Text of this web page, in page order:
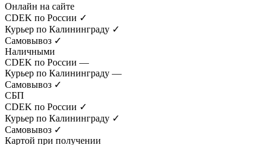
Онлайн на сайте
CDEK по России ✓
Курьер по Калининграду ✓
Самовывоз ✓
Наличными
CDEK по России —
Курьер по Калининграду —
Самовывоз ✓
СБП
CDEK по России ✓
Курьер по Калининграду ✓
Самовывоз ✓
Картой при получении